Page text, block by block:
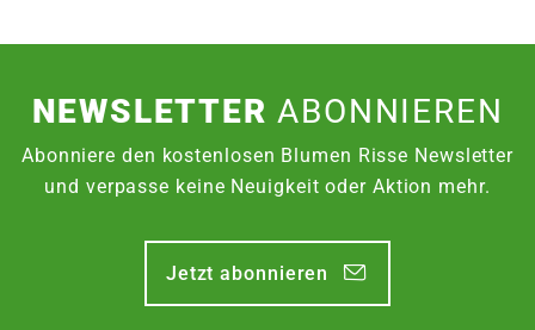
NEWSLETTERABONNIEREN
Abonniere den kostenlosen Blumen Risse Newsletter
und verpasse keine Neuigkeit oder Aktion mehr.
Jetzt abonnieren